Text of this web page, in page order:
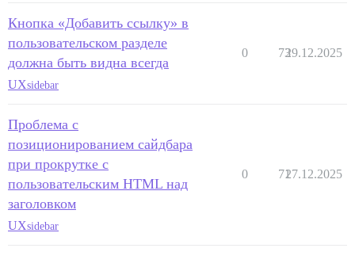
Кнопка «Добавить ссылку» в
пользовательском разделе
должна быть видна всегда
UXsidebar
0 7329.12.2025
Проблема с
позиционированием сайдбара
при прокрутке с
пользовательским HTML над
заголовком
UXsidebar
0 7127.12.2025